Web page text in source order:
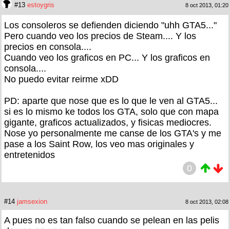
#13 estoygris 8 oct 2013, 01:20
Los consoleros se defienden diciendo "uhh GTA5..."
Pero cuando veo los precios de Steam.... Y los
precios en consola....
Cuando veo los graficos en PC... Y los graficos en
consola....
No puedo evitar reirme xDD
PD: aparte que nose que es lo que le ven al GTA5...
si es lo mismo ke todos los GTA, solo que con mapa
gigante, graficos actualizados, y fisicas mediocres.
Nose yo personalmente me canse de los GTA's y me
pase a los Saint Row, los veo mas originales y
entretenidos
0
#14 jamsexion 8 oct 2013, 02:08
A pues no es tan falso cuando se pelean en las pelis